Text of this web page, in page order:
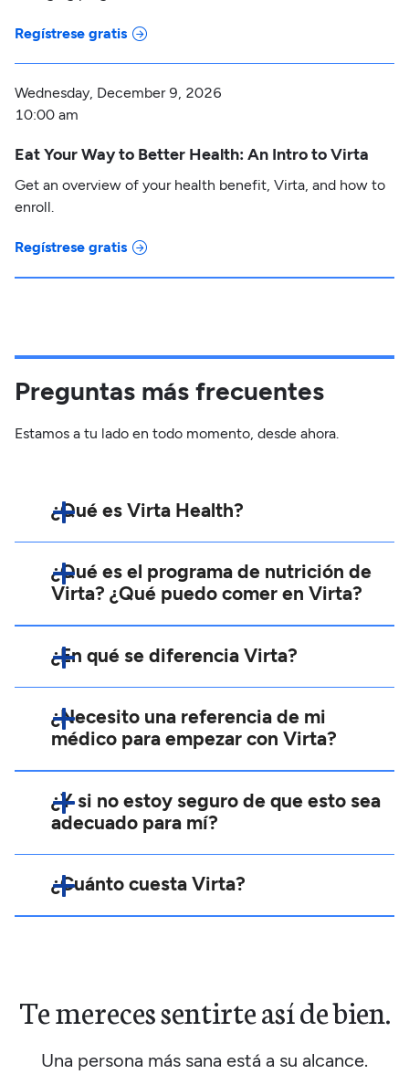
Regístrese gratis
Wednesday, December 9, 2026
10:00 am
Eat Your Way to Better Health: An Intro to Virta
Get an overview of your health benefit, Virta, and how to
enroll.
Regístrese gratis
Preguntas más frecuentes
Estamos a tu lado en todo momento, desde ahora.
¿Qué es Virta Health?
¿Qué es el programa de nutrición de
Virta? ¿Qué puedo comer en Virta?
¿En qué se diferencia Virta?
¿Necesito una referencia de mi
médico para empezar con Virta?
¿Y si no estoy seguro de que esto sea
adecuado para mí?
¿Cuánto cuesta Virta?
Te mereces sentirteasí de bien.
Una persona más sana está a su alcance.